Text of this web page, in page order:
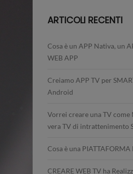
ARTICOLI RECENTI
Cosa è un APP Nativa, un
WEB APP
Creiamo APP TV per
Android
Vorrei creare una TV come
vera TV di intrattenimento
Cosa è una PIATTAFORMA
CREARE WEB TV ha